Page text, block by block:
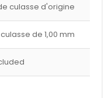
culasse d'origine
de 1,00 mm